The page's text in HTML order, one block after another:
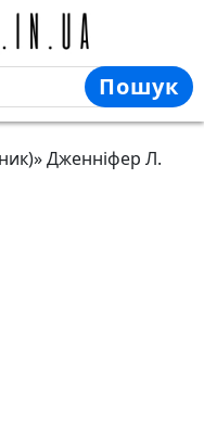
Пошук
Дженніфер Л.